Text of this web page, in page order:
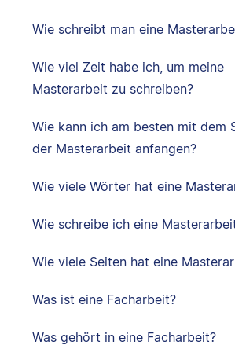
Wie schreibt man eine
Wie viel Zeit habe ich, um meine
Masterarbeit zu schreiben?
Wie kann ich am besten mit dem
der Masterarbeit anfangen?
Wie viele Wörter hat eine
Wie schreibe ich eine
Wie viele Seiten hat eine
Was ist eine Facharbeit?
Was gehört in eine Facharbeit?